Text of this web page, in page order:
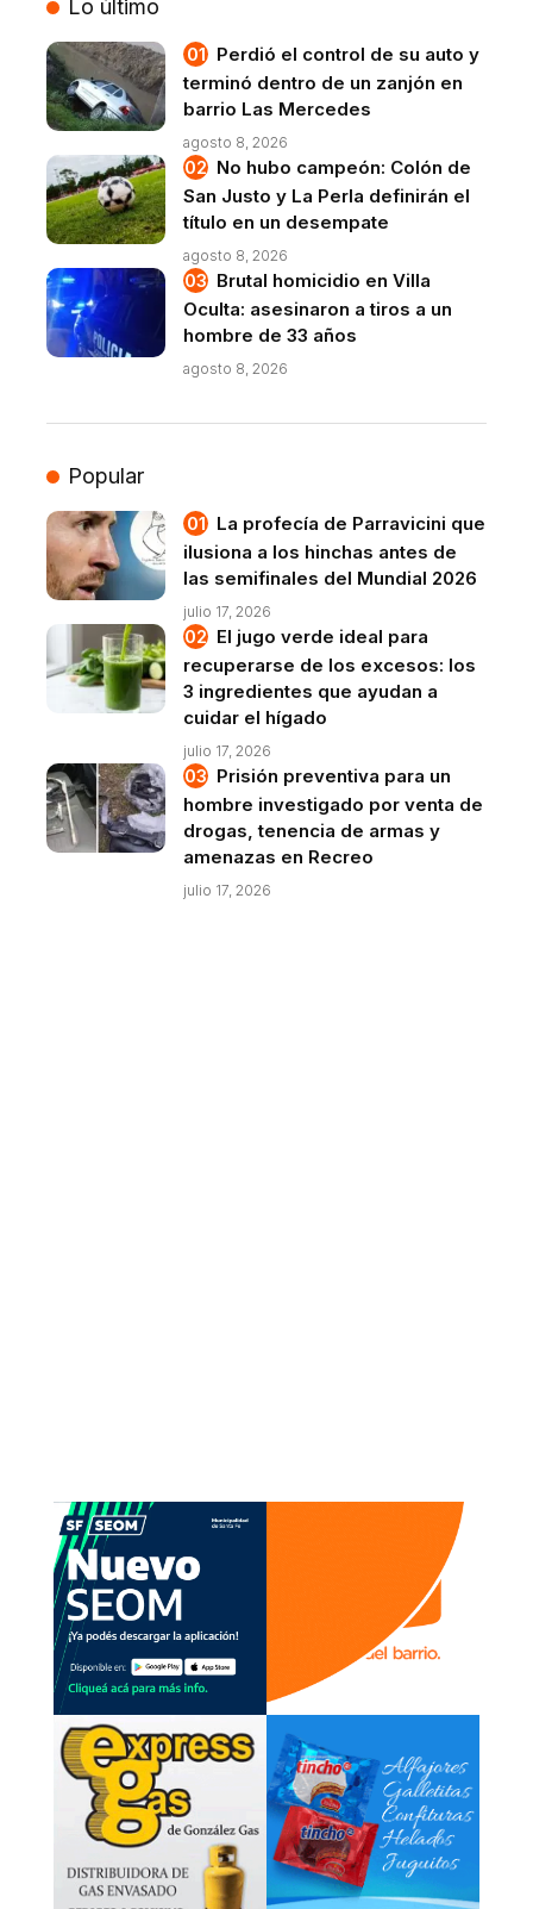
Lo último
Perdió el control de su auto y
terminó dentro de un zanjón en
barrio Las Mercedes
agosto 8, 2026
No hubo campeón: Colón de
San Justo y La Perla definirán el
título en un desempate
agosto 8, 2026
Brutal homicidio en Villa
Oculta: asesinaron a tiros a un
hombre de 33 años
agosto 8, 2026
Popular
La profecía de Parravicini que
ilusiona a los hinchas antes de
las semifinales del Mundial 2026
julio 17, 2026
El jugo verde ideal para
recuperarse de los excesos: los
3 ingredientes que ayudan a
cuidar el hígado
julio 17, 2026
Prisión preventiva para un
hombre investigado por venta de
drogas, tenencia de armas y
amenazas en Recreo
julio 17, 2026